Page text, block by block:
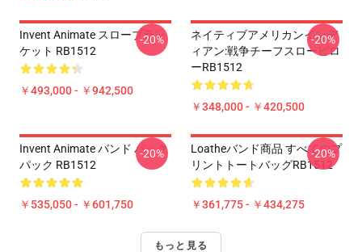
Invent Animate スローブラン
ケット RB1512
￥493,000 - ￥942,500
-20%
ネイティブアメリカンインデ
ィアン:戦争チーフスローピロ
ーRB1512
￥348,000 - ￥420,500
-20%
Invent Animate バンド バック
パック RB1512
￥535,050 - ￥601,750
-20%
Loatheバンド商品 すべてのプ
リントトートバッグRB1512
￥361,775 - ￥434,275
-20%
もっと見る